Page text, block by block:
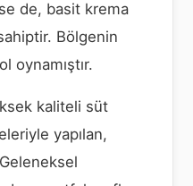
de, basit krema
Bölgenin
oynamıştır.
kaliteli süt
yapılan,